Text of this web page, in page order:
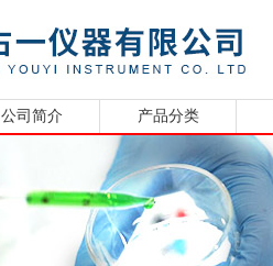
公司简介 产品分类